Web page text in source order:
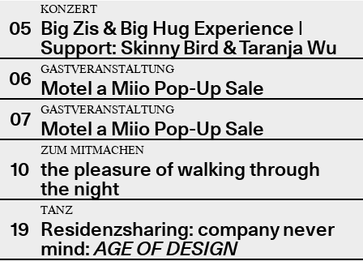
05
KONZERT
Big Zis & Big Hug Experience |
Support: Skinny Bird & Taranja Wu
06
GASTVERANSTALTUNG
Motel a Miio Pop-Up Sale
07
GASTVERANSTALTUNG
Motel a Miio Pop-Up Sale
10
ZUM MITMACHEN
the pleasure of walking through
the night
19
TANZ
Residenzsharing: company never
mind:AGE OF DESIGN